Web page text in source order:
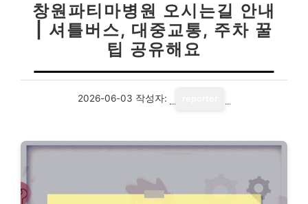
창원파티마병원 오시는길 안내
| 셔틀버스, 대중교통, 주차 꿀
팁 공유해요
2026-06-03 작성자: